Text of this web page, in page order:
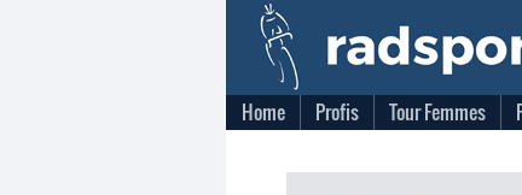
Home Profis Tour Femmes